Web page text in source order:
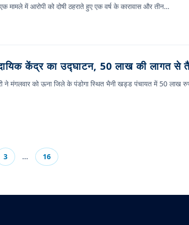
में आरोपी को दोषी ठहराते हुए एक वर्ष के कारावास और तीन…
केंद्र का उद्घाटन, 50 लाख की लागत से
ने मंगलवार को ऊना जिले के पंडोगा स्थित भैनी खड्ड पंचायत में 50 लाख
3 … 16